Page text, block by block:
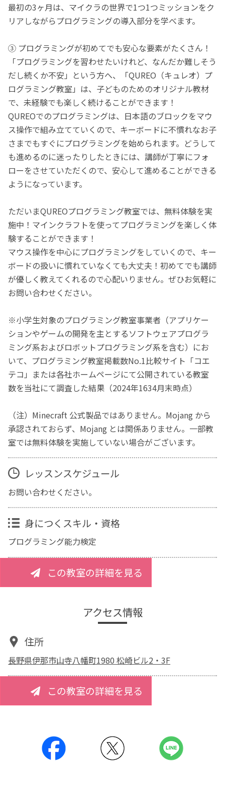
最初の3ヶ月は、マイクラの世界で1つ1つミッションをク
リアしながらプログラミングの導入部分を学べます。
③ プログラミングが初めてでも安心な要素がたくさん！
「プログラミングを習わせたいけれど、なんだか難しそう
だし続くか不安」という方へ、「QUREO（キュレオ）プ
ログラミング教室」は、子どものためのオリジナル教材
で、未経験でも楽しく続けることができます！
QUREOでのプログラミングは、日本語のブロックをマウ
ス操作で組み立てていくので、キーボードに不慣れなお子
さまでもすぐにプログラミングを始められます。どうして
も進めるのに迷ったりしたときには、講師が丁寧にフォ
ローをさせていただくので、安心して進めることができる
ようになっています。
ただいまQUREOプログラミング教室では、無料体験を実
施中！マインクラフトを使ってプログラミングを楽しく体
験することができます！
マウス操作を中心にプログラミングをしていくので、キー
ボードの扱いに慣れていなくても大丈夫！初めてでも講師
が優しく教えてくれるので心配いりません。ぜひお気軽に
お問い合わせください。
※小学生対象のプログラミング教室事業者（アプリケー
ションやゲームの開発を主とするソフトウェアプログラ
ミング系およびロボットプログラミング系を含む）にお
いて、プログラミング教室掲載数No.1比較サイト「コエ
テコ」または各社ホームページにて公開されている教室
数を当社にて調査した結果（2024年1634月末時点）
（注）Minecraft 公式製品ではありません。Mojang から
承認されておらず、Mojang とは関係ありません。一部教
室では無料体験を実施していない場合がございます。
レッスンスケジュール
お問い合わせください。
身につくスキル・資格
プログラミング能力検定
この教室の詳細を見る
アクセス情報
住所
長野県伊那市山寺八幡町1980 松崎ビル2・3F
この教室の詳細を見る